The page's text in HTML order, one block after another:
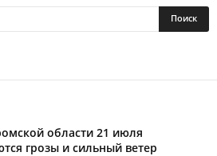
области 21 июля
грозы и сильный ветер